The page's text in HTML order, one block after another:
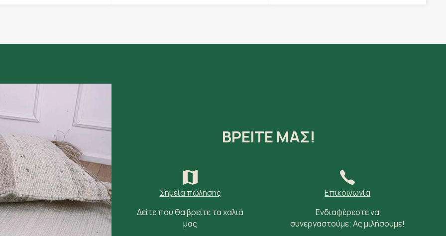
ΒΡΕΙΤΕ ΜΑΣ!
Σημεία πώλησης
Δείτε που θα βρείτε τα χαλιά
μας
Επικοινωνία
Ενδιαφέρεστε να
συνεργαστούμε; Ας μιλήσουμε!